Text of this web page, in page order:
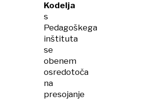
Kodelja
s
Pedagoškega
inštituta
se
obenem
osredotoča
na
presojanje